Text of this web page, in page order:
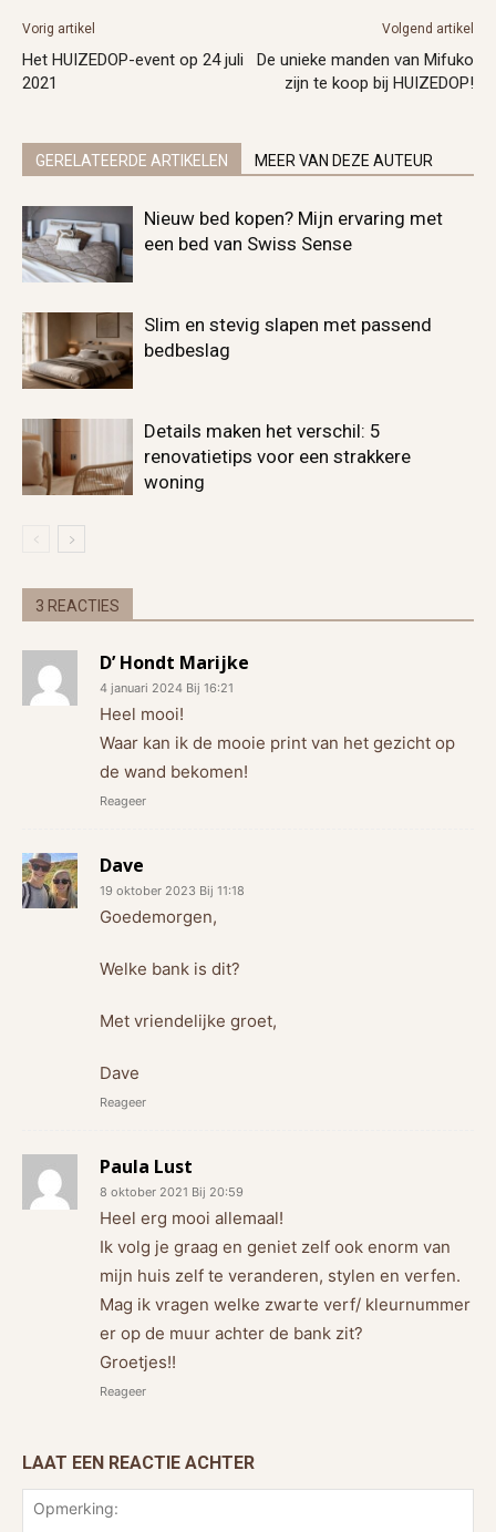
Vorig artikel
Het HUIZEDOP-event op 24 juli
2021
Volgend artikel
De unieke manden van Mifuko
zijn te koop bij HUIZEDOP!
GERELATEERDE ARTIKELEN MEER VAN DEZE AUTEUR
Nieuw bed kopen? Mijn ervaring met
een bed van Swiss Sense
Slim en stevig slapen met passend
bedbeslag
Details maken het verschil: 5
renovatietips voor een strakkere
woning
3 REACTIES
D’ Hondt Marijke
4 januari 2024 Bij 16:21
Heel mooi!
Waar kan ik de mooie print van het gezicht op
de wand bekomen!
Reageer
Dave
19 oktober 2023 Bij 11:18
Goedemorgen,
Welke bank is dit?
Met vriendelijke groet,
Dave
Reageer
Paula Lust
8 oktober 2021 Bij 20:59
Heel erg mooi allemaal!
Ik volg je graag en geniet zelf ook enorm van
mijn huis zelf te veranderen, stylen en verfen.
Mag ik vragen welke zwarte verf/ kleurnummer
er op de muur achter de bank zit?
Groetjes!!
Reageer
LAAT EEN REACTIE ACHTER